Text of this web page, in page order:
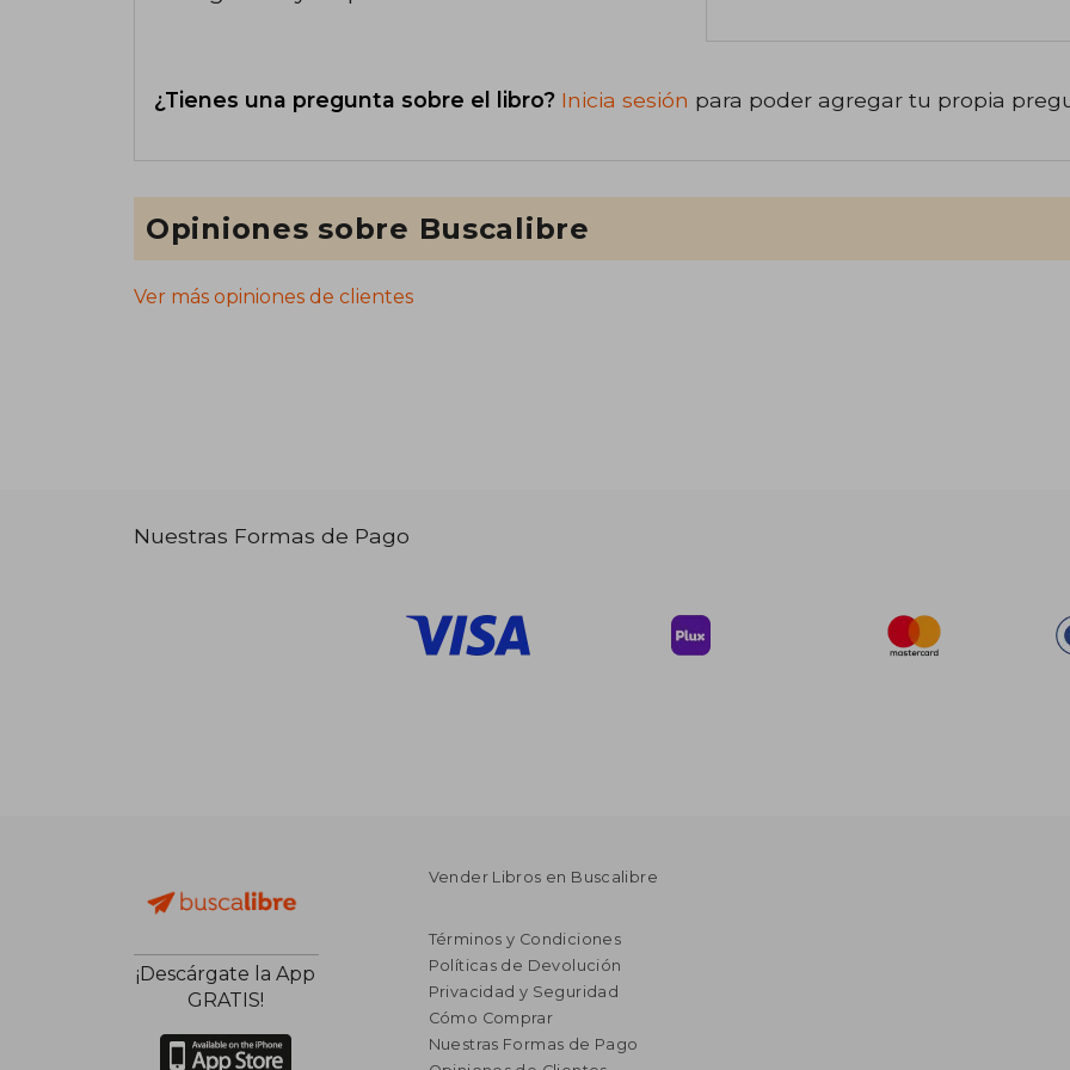
¿Tienes una pregunta sobre el libro? Inicia sesión para poder agregar tu propia
Opiniones sobre Buscalibre
Ver más opiniones de clientes
Nuestras Formas de Pago
¡Descárgate la App
GRATIS!
Vender Libros en Buscalibre
Términos y Condiciones
Políticas de Devolución
Privacidad y Seguridad
Cómo Comprar
Nuestras Formas de Pago